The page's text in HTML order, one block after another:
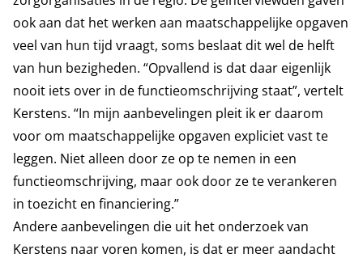
ook aan dat het werken aan maatschappelijke opgaven
veel van hun tijd vraagt, soms beslaat dit wel de helft
van hun bezigheden. “Opvallend is dat daar eigenlijk
nooit iets over in de functieomschrijving staat”, vertelt
Kerstens. “In mijn aanbevelingen pleit ik er daarom
voor om maatschappelijke opgaven expliciet vast te
leggen. Niet alleen door ze op te nemen in een
functieomschrijving, maar ook door ze te verankeren
in toezicht en financiering.”
Andere aanbevelingen die uit het onderzoek van
Kerstens naar voren komen, is dat er meer aandacht